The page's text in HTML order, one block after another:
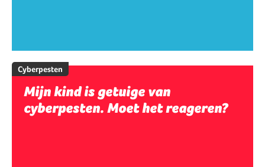
Cyberpesten
Mijn kind is getuige van
cyberpesten. Moet het reageren?